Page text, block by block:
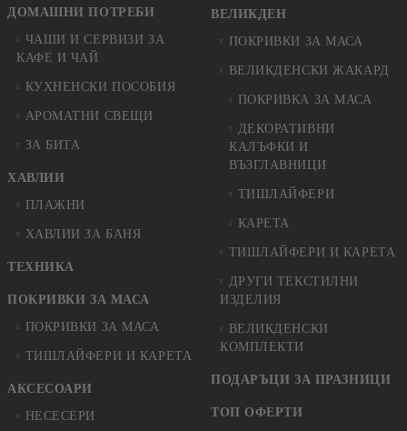
ДОМАШНИ ПОТРЕБИ
ЧАШИ И СЕРВИЗИ ЗА
КАФЕ И ЧАЙ
КУХНЕНСКИ ПОСОБИЯ
АРОМАТНИ СВЕЩИ
ЗА БИТА
ХАВЛИИ
ПЛАЖНИ
ХАВЛИИ ЗА БАНЯ
ТЕХНИКА
ПОКРИВКИ ЗА МАСА
ПОКРИВКИ ЗА МАСА
ТИШЛАЙФЕРИ И КАРЕТА
АКСЕСОАРИ
НЕСЕСЕРИ
ВЕЛИКДЕН
ПОКРИВКИ ЗА МАСА
ВЕЛИКДЕНСКИ ЖАКАРД
ПОКРИВКА ЗА МАСА
ДЕКОРАТИВНИ
КАЛЪФКИ И
ВЪЗГЛАВНИЦИ
ТИШЛАЙФЕРИ
КАРЕТА
ТИШЛАЙФЕРИ И КАРЕТА
ДРУГИ ТЕКСТИЛНИ
ИЗДЕЛИЯ
ВЕЛИКДЕНСКИ
КОМПЛЕКТИ
ПОДАРЪЦИ ЗА ПРАЗНИЦИ
ТОП ОФЕРТИ